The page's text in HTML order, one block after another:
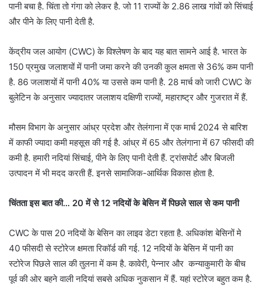
पानी बचा है. चिंता तो गंगा को लेकर है. जो 11 राज्यों के 2.86 लाख गांवों को सिंचाई
और पीने के लिए पानी देती है.
केंद्रीय जल आयोग (CWC) के विश्लेषण के बाद यह बात सामने आई है. भारत के
150 प्रमुख जलाशयों में पानी जमा करने की उनकी कुल क्षमता से 36% कम पानी
है. 86 जलाशयों में पानी 40% या उससे कम पानी है. 28 मार्च को जारी CWC के
बुलेटिन के अनुसार ज्यादातर जलाशय दक्षिणी राज्यों, महाराष्ट्र और गुजरात में हैं.
मौसम विभाग के अनुसार आंध्र प्रदेश और तेलंगाना में एक मार्च 2024 से बारिश
में काफी ज्यादा कमी महसूस की गई है. आंध्र में 65 और तेलंगाना में 67 फीसदी की
कमी है. हमारी नदियां सिंचाई, पीने के लिए पानी देती हैं. ट्रांसपोर्ट और बिजली
उत्पादन में भी मदद करती हैं. इनसे सामाजिक-आर्थिक विकास होता है.
चिंतता इस बात की… 20 में से 12 नदियों के बेसिन में पिछले साल से कम पानी
CWC के पास 20 नदियों के बेसिन का लाइव डेटा रहता है. अधिकांश बेसिनों मे
40 फीसदी से स्टोरेज क्षमता रिकॉर्ड की गई. 12 नदियों के बेसिन में पानी का
स्टोरेज पिछले साल की तुलना में कम है. कावेरी, पेन्नार और कन्याकुमारी के बीच
पूर्व की ओर बहने वाली नदियां सबसे अधिक नुकसान में हैं. यहां स्टोरेज बहुत कम है.